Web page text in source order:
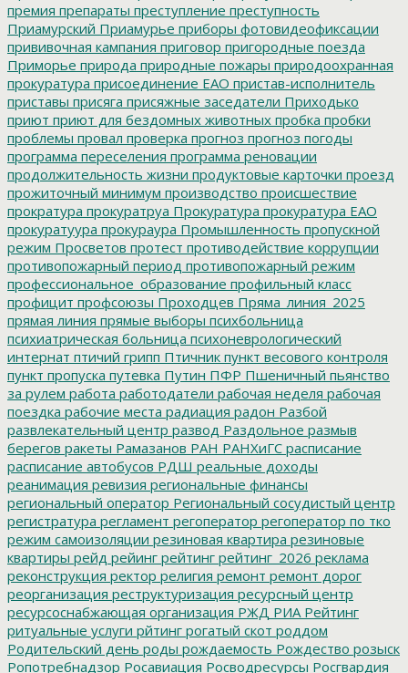
премия препараты преступление преступность
Приамурский Приамурье приборы фотовидеофиксации
прививочная кампания приговор пригородные поезда
Приморье природа природные пожары природоохранная
прокуратура присоединение ЕАО пристав-исполнитель
приставы присяга присяжные заседатели Приходько
приют приют для бездомных животных пробка пробки
проблемы провал проверка прогноз прогноз погоды
программа переселения программа реновации
продолжительность жизни продуктовые карточки проезд
прожиточный минимум производство происшествие
прократура прокуратруа Прокуратура прокуратура ЕАО
прокуратуура прокураура Промышленность пропускной
режим Просветов протест противодействие коррупции
противопожарный период противопожарный режим
профессиональное_образование профильный класс
профицит профсоюзы Проходцев Пряма_линия_2025
прямая линия прямые выборы психбольница
психиатрическая больница психоневрологический
интернат птичий грипп Птичник пункт весового контроля
пункт пропуска путевка Путин ПФР Пшеничный пьянство
за рулем работа работодатели рабочая неделя рабочая
поездка рабочие места радиация радон Разбой
развлекательный центр развод Раздольное размыв
берегов ракеты Рамазанов РАН РАНХиГС расписание
расписание автобусов РДШ реальные доходы
реанимация ревизия региональные финансы
региональный оператор Региональный сосудистый центр
регистратура регламент регоператор регоператор по тко
режим самоизоляции резиновая квартира резиновые
квартиры рейд рейинг рейтинг рейтинг_2026 реклама
реконструкция ректор религия ремонт ремонт дорог
реорганизация реструктуризация ресурсный центр
ресурсоснабжающая организация РЖД РИА Рейтинг
ритуальные услуги рйтинг рогатый скот роддом
Родительский день роды рождаемость Рождество розыск
Ропотребнадзор Росавиация Росводресурсы Росгвардия